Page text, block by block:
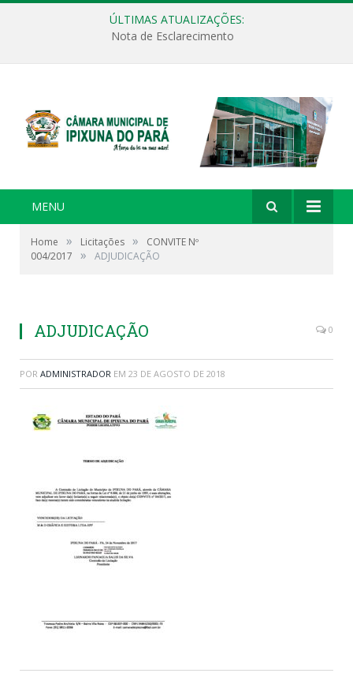
ÚLTIMAS ATUALIZAÇÕES:
Nota de Esclarecimento
MENU
Home » Licitações »
CONVITE Nº
004/2017
» ADJUDICAÇÃO
ADJUDICAÇÃO 0
POR ADMINISTRADOR EM 23 DE AGOSTO DE 2018